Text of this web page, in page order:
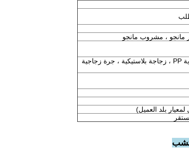
مانجو ، مشروب مانجو
حقيبة معقمة ، علبة ألومنيوم ، حقيبة قائمة بذاتها ، حاوية PP ، زجاجة بلاستيكية ، جرة زجاجية